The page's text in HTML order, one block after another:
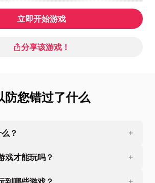
立即开始游戏
分享该游戏！
防您错过了什么
？
戏才能玩吗？